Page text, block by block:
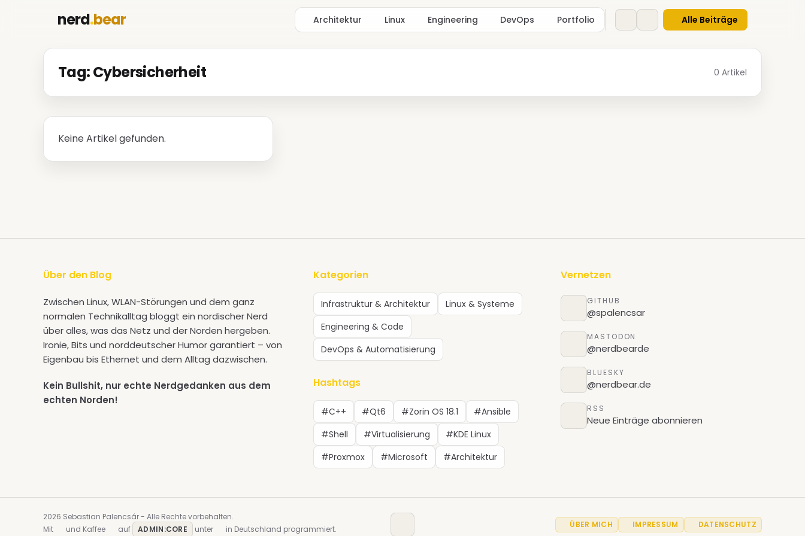
nerd.bear Architektur Linux Engineering DevOps Portfolio Alle Beiträge
Tag: Cybersicherheit 0 Artikel
Keine Artikel gefunden.
Über den Blog
Zwischen Linux, WLAN-Störungen und dem ganz
normalen Technikalltag bloggt ein nordischer Nerd
über alles, was das Netz und der Norden hergeben.
Ironie, Bits und norddeutscher Humor garantiert – von
Eigenbau bis Ethernet und dem Alltag dazwischen.
Kein Bullshit, nur echte Nerdgedanken aus dem
echten Norden!
Kategorien
Infrastruktur & Architektur
Linux & Systeme
Engineering & Code
DevOps & Automatisierung
Hashtags
#C++ #Qt6 #Zorin OS 18.1
#Ansible
#Shell
#Virtualisierung
#KDE Linux
#Proxmox
#Microsoft #Architektur
Vernetzen
GITHUB
@spalencsar
MASTODON
@nerdbearde
BLUESKY
@nerdbear.de
RSS
Neue Einträge abonnieren
2026 Sebastian Palencsár - Alle Rechte vorbehalten.
Mit
und Kaffee auf ADMIN:CORE unter in Deutschland programmiert. ÜBER MICH IMPRESSUM DATENSCHUTZ